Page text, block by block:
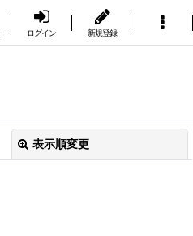
ログイン 新規登録
表示順変更